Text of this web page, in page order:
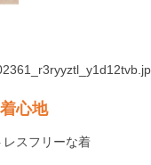
心地
スフリーな着